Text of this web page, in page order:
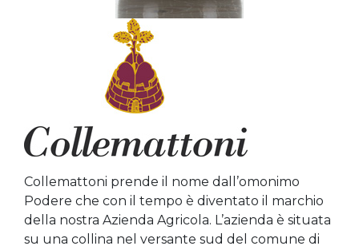
Collemattoni prende il nome dall’omonimo
Podere che con il tempo è diventato il marchio
della nostra Azienda Agricola. L’azienda è situata
su una collina nel versante sud del comune di